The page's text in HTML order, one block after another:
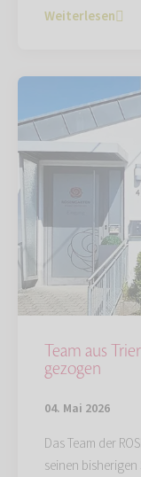
Weiterlesen
Team aus
gezogen
04. Mai 2026
Das Team der
seinen